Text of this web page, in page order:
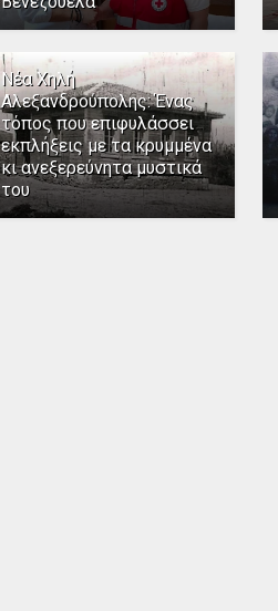
Νέα Χηλή
Αλεξανδρούπολης: Ένας
τόπος που επιφυλάσσει
εκπλήξεις με τα κρυμμένα
κι ανεξερεύνητα μυστικά
του